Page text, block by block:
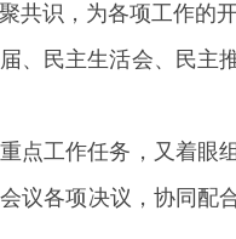
共识，为各项工作的
、民主生活会、民
点工作任务，又着
议各项决议，协同